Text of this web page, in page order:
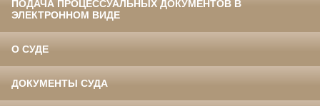
ПОДАЧА ПРОЦЕССУАЛЬНЫХ ДОКУМЕНТОВ В
ЭЛЕКТРОННОМ ВИДЕ
О СУДЕ
ДОКУМЕНТЫ СУДА